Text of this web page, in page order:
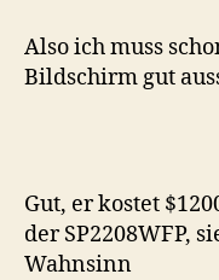
Also ich muss
Bildschirm gut
Gut, er kostet
der SP2208WFP,
Wahnsinn